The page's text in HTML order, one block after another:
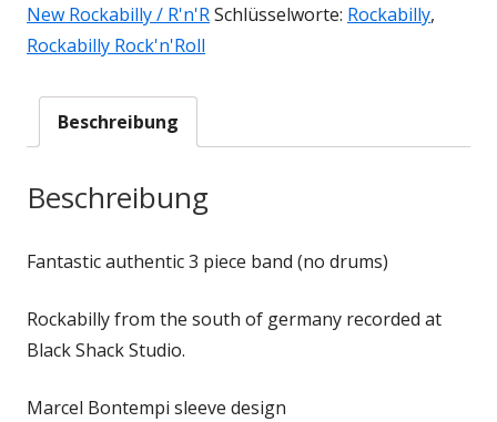
New Rockabilly / R'n'RSchlüsselworte: Rockabilly,
Rockabilly Rock'n'Roll
Beschreibung
Beschreibung
Fantastic authentic 3 piece band (no drums)
Rockabilly from the south of germany recorded at
Black Shack Studio.
Marcel Bontempi sleeve design